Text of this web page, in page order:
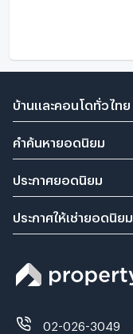
บ้านและคอนโดทั่วไทย
คำค้นหายอดนิยม
ประกาศยอดนิยม
ประกาศให้เช่ายอดนิยม
02-026-3049